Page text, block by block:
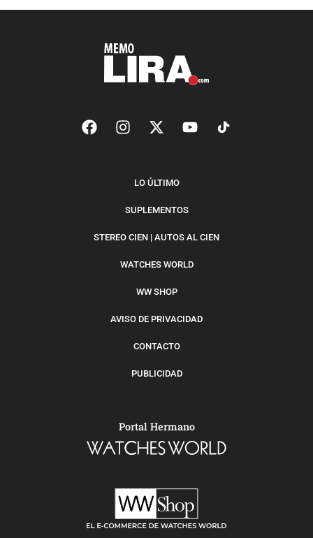
LO ÚLTIMO
SUPLEMENTOS
STEREO CIEN | AUTOS AL CIEN
WATCHES WORLD
WW SHOP
AVISO DE PRIVACIDAD
CONTACTO
PUBLICIDAD
Portal Hermano